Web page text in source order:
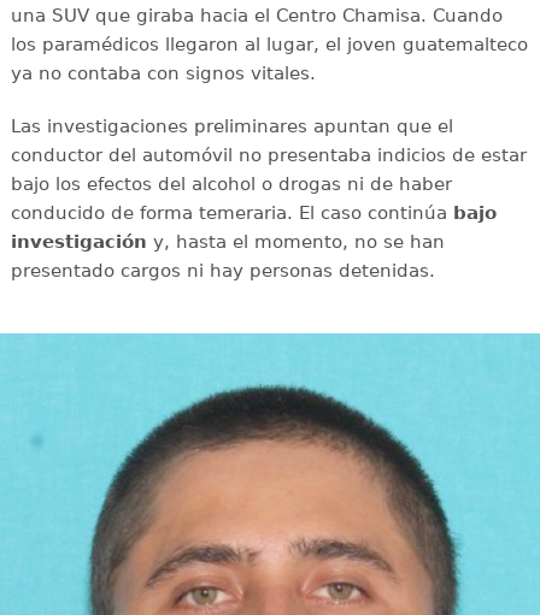
una SUV que giraba hacia el Centro Chamisa. Cuando
los paramédicos llegaron al lugar, el joven guatemalteco
ya no contaba con signos vitales.
Las investigaciones preliminares apuntan que el
conductor del automóvil no presentaba indicios de estar
bajo los efectos del alcohol o drogas ni de haber
conducido de forma temeraria. El caso continúa bajo
investigación y, hasta el momento, no se han
presentado cargos ni hay personas detenidas.